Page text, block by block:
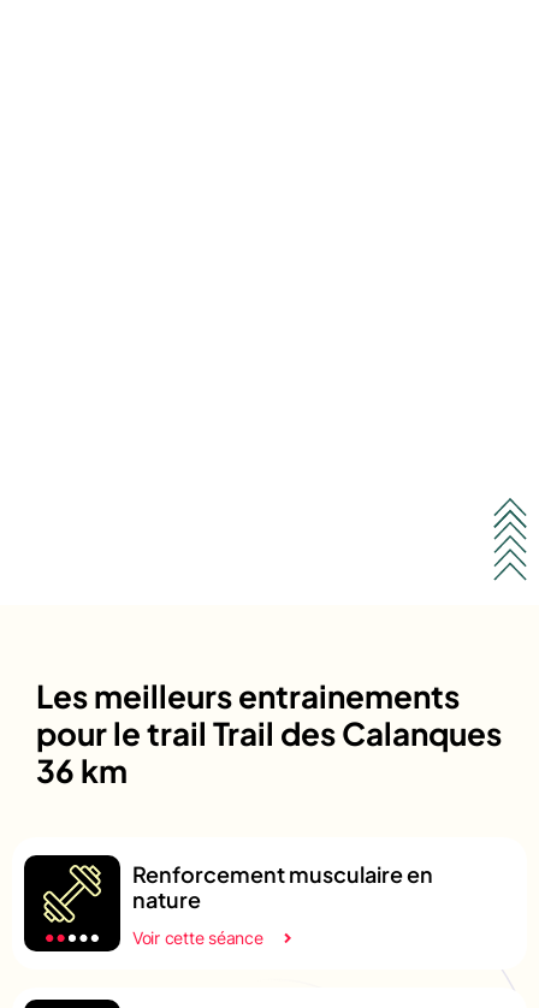
Les meilleurs entrainements
pour le trail Trail des Calanques
36 km
Renforcement musculaire en
nature
Voir cette séance